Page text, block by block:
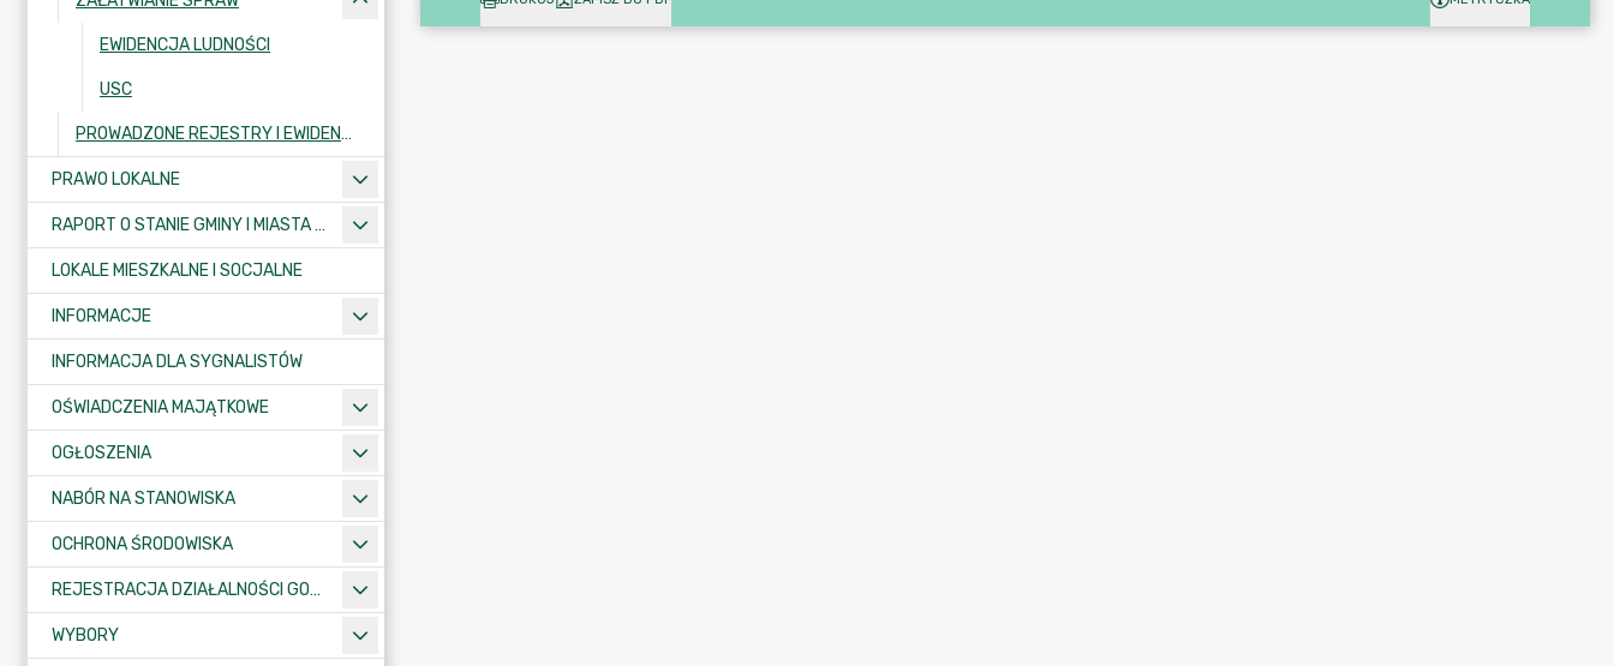
EWIDENCJA LUDNOŚCI
USC
PROWADZONE REJESTRY I EWIDENCJE
PRAWO LOKALNE
RAPORT O STANIE GMINY I MIASTA KRAJENKA
LOKALE MIESZKALNE I SOCJALNE
INFORMACJE
INFORMACJA DLA SYGNALISTÓW
OŚWIADCZENIA MAJĄTKOWE
OGŁOSZENIA
NABÓR NA STANOWISKA
OCHRONA ŚRODOWISKA
REJESTRACJA DZIAŁALNOŚCI GOSPODARCZEJ
WYBORY